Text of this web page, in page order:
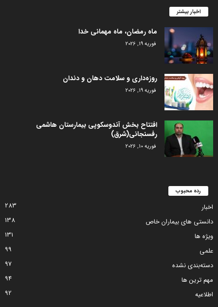
اخبار بیشتر
ماه رمضان، ماه مهمانی خدا
فوریه 19, 2026
روزه‌داری و سلامت دهان و دندان
فوریه 19, 2026
افتتاح بخش آندوسکوپی بیمارستان هاشمی
رفسنجانی(شرق)
فوریه 10, 2026
رده محبوب
اخبار
283
دانستی های بیماران خاص
138
ویژه ها
131
علمی
99
دسته‌بندی نشده
97
مهم ترین ها
94
اطلاعیه
92